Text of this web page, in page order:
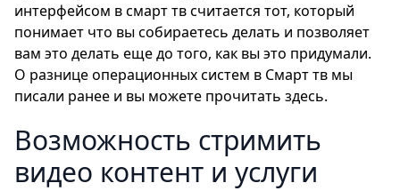
интерфейсом в смарт тв считается тот, который
понимает что вы собираетесь делать и позволяет
вам это делать еще до того, как вы это придумали.
О разнице операционных систем в Смарт тв мы
писали ранее и вы можете прочитать здесь.
Возможность стримить
видео контент и услуги